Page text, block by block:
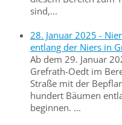
sind,...
28. Januar 2025 -
entlang der Niers in
Ab dem 29. Januar
Grefrath-Oedt im
Straße mit der
hundert Bäumen
beginnen. ...